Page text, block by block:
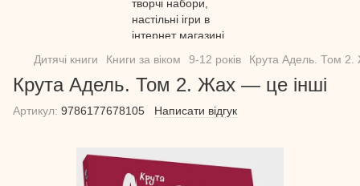
Дитячі книги Книги за віком 9-12 років Крута Адель. Том
Крута Адель. Том 2. Жах — це інші
Артикул: 9786177678105 Написати відгук